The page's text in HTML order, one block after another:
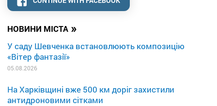
НОВИНИ МІСТА »
У саду Шевченка встановлюють композицію
«Вітер фантазії»
05.08.2026
На Харківщині вже 500 км доріг захистили
антидроновими сітками